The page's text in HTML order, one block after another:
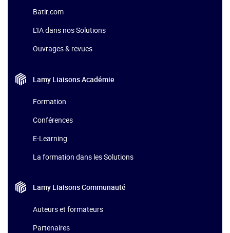
Batir.com
L'IA dans nos Solutions
Ouvrages & revues
Lamy LiaisonsAcadémie
Formation
Conférences
E-Learning
La formation dans les Solutions
Lamy LiaisonsCommunauté
Auteurs et formateurs
Partenaires